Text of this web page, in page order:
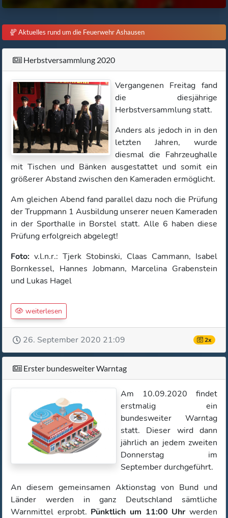
Aktuelles rund um die Feuerwehr Ashausen
Herbstversammlung 2020
Vergangenen Freitag fand
die diesjährige
Herbstversammlung statt.
Anders als jedoch in in den
letzten Jahren, wurde
diesmal die Fahrzeughalle
mit Tischen und Bänken ausgestattet und somit ein
größerer Abstand zwischen den Kameraden ermöglicht.
Am gleichen Abend fand parallel dazu noch die Prüfung
der Truppmann 1 Ausbildung unserer neuen Kameraden
in der Sporthalle in Borstel statt. Alle 6 haben diese
Prüfung erfolgreich abgelegt!
Foto: v.l.n.r.: Tjerk Stobinski, Claas Cammann, Isabel
Bornkessel, Hannes Jobmann, Marcelina Grabenstein
und Lukas Hagel
weiterlesen
26. September 2020 21:09 2x
Erster bundesweiter Warntag
Am 10.09.2020 findet
erstmalig ein
bundesweiter Warntag
statt. Dieser wird dann
jährlich an jedem zweiten
Donnerstag im
September durchgeführt.
An diesem gemeinsamen Aktionstag von Bund und
Länder werden in ganz Deutschland sämtliche
Warnmittel erprobt. Pünktlich um 11:00 Uhr werden